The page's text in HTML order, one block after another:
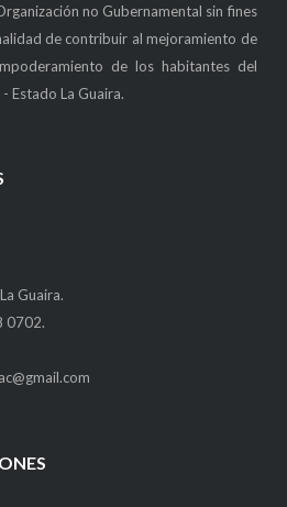
no Gubernamental sin fines
de contribuir al mejoramiento de
de los habitantes del
Estado La Guaira.
Guaira.
0702.